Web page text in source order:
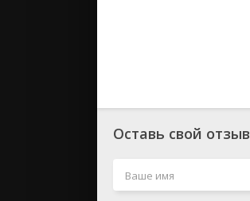
Оставь свой отзыв